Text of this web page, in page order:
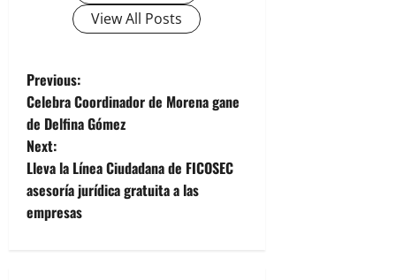
View All Posts
P
o
s
t
Previous:
Celebra Coordinador de Morena gane
de Delfina Gómez
Next:
Lleva la Línea Ciudadana de FICOSEC
asesoría jurídica gratuita a las
empresas